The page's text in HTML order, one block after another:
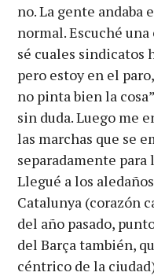
no. La gente andaba
normal. Escuché
sé cuales sindicatos
pero estoy en el
no pinta bien la
sin duda. Luego me
las marchas que se
separadamente
Llegué a los
Catalunya (corazón
del año pasado,
del Barça también,
céntrico de la